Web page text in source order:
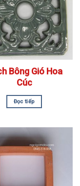
Bông Gió Hoa
Cúc
Đọc tiếp